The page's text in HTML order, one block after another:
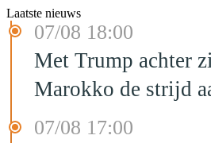
Laatste nieuws
07/08 18:00
Met Trump achter
Marokko de strijd
07/08 17:00